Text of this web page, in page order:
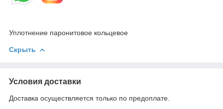
Уплотнение паронитовое кольцевое
Скрыть
Условия доставки
Доставка осуществляется только по предоплате.